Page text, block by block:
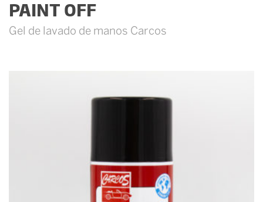
PAINT OFF
Gel de lavado de manos Carcos